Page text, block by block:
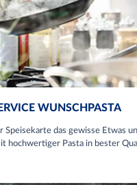
WUNSCHPASTA
Speisekarte das gewisse Etwas
hochwertiger Pasta in bester